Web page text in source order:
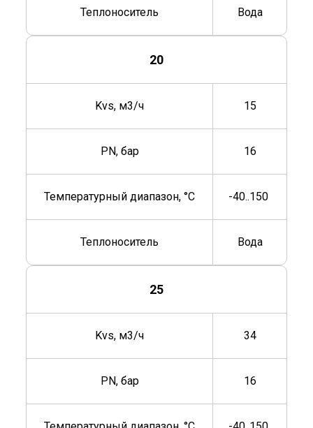
Теплоноситель Вода
20
Kvs, м3/ч 15
PN, бар 16
Температурный диапазон, °C -40..150
Теплоноситель Вода
25
Kvs, м3/ч 34
PN, бар 16